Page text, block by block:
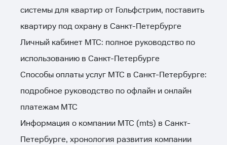
системы для квартир от Гольфстрим, поставить
квартиру под охрану в Санкт-Петербурге
Личный кабинет МТС: полное руководство по
использованию в Санкт-Петербурге
Способы оплаты услуг МТС в Санкт-Петербурге:
подробное руководство по офлайн и онлайн
платежам МТС
Информация о компании МТС (mts) в Санкт-
Петербурге, хронология развития компании